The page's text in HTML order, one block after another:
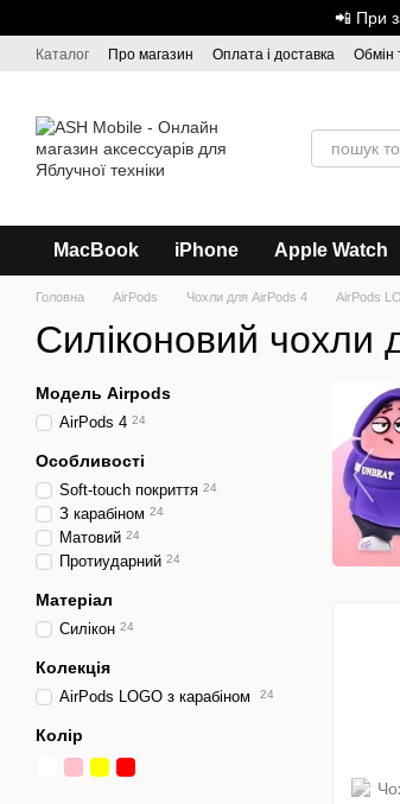
📲 При
Каталог Про магазин Оплата і доставка Обмін
MacBook iPhone Apple Watch
Головна AirPods Чохли для AirPods 4 AirPods
Силіконовий чохли
Модель Airpods
AirPods 4 24
Особливості
Soft-touch покриття 24
З карабіном 24
Матовий 24
Протиударний 24
Матеріал
Силікон 24
Колекція
AirPods LOGO з карабіном 24
Колір